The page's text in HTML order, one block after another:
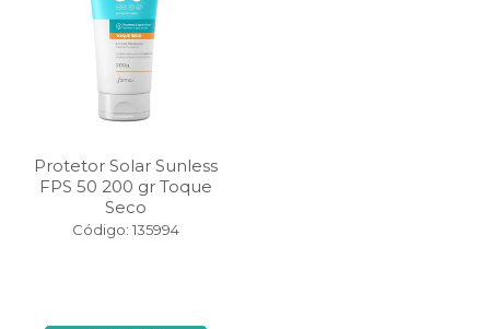
Protetor Solar Sunless
FPS 50 200 gr Toque
Seco
Código: 135994